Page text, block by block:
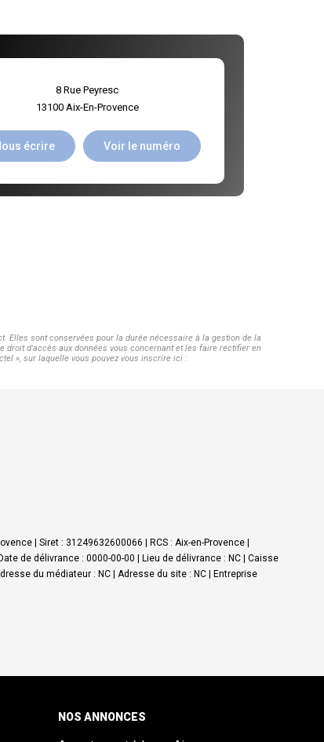
8 Rue Peyresc
13100 Aix-En-Provence
écrire Voir le numéro
Elles sont conservées pour la durée nécessaire à la gestion de la
d'accès aux données vous concernant et les faire rectifier en
», sur laquelle vous pouvez vous inscrire ici :
| Siret : 31249632600066 | RCS : Aix-en-Provence |
de délivrance : 0000-00-00 | Lieu de délivrance : NC | Caisse
du médiateur : NC | Adresse du site : NC |
Entreprise
NOS ANNONCES